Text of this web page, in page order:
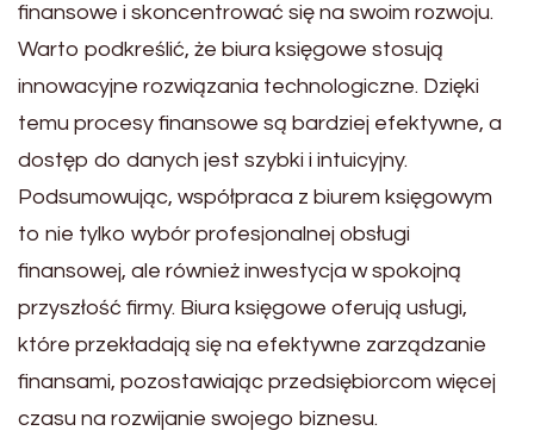
finansowe i skoncentrować się na swoim rozwoju.
Warto podkreślić, że biura księgowe stosują
innowacyjne rozwiązania technologiczne. Dzięki
temu procesy finansowe są bardziej efektywne, a
dostęp do danych jest szybki i intuicyjny.
Podsumowując, współpraca z biurem księgowym
to nie tylko wybór profesjonalnej obsługi
finansowej, ale również inwestycja w spokojną
przyszłość firmy. Biura księgowe oferują usługi,
które przekładają się na efektywne zarządzanie
finansami, pozostawiając przedsiębiorcom więcej
czasu na rozwijanie swojego biznesu.